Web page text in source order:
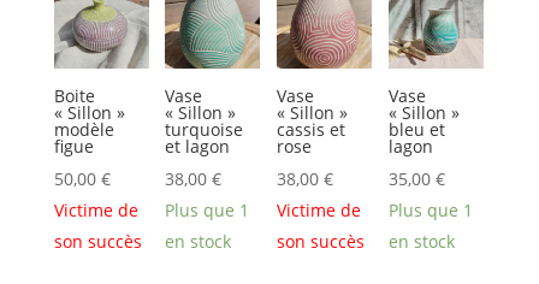
Boite
« Sillon »
modèle
figue
50,00 €
Victime de
son succès
Vase
« Sillon »
turquoise
et lagon
38,00€
Plus que 1
en stock
Vase
« Sillon »
cassis et
rose
38,00€
Victime de
son succès
Vase
« Sillon »
bleu et
lagon
35,00 €
Plus que 1
en stock